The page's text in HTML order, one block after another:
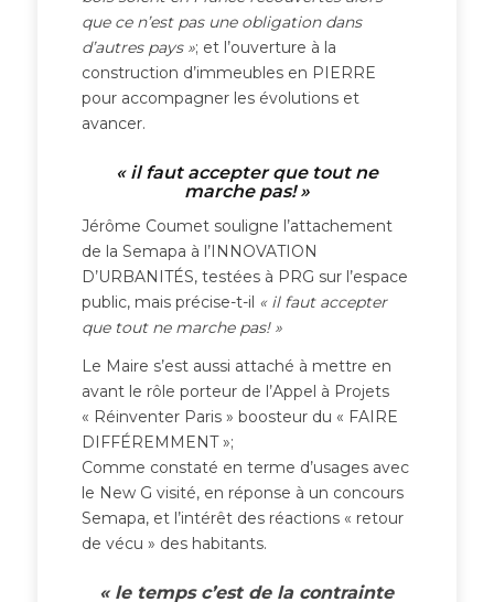
que ce n’est pas une obligation dans
d’autres pays »; et l’ouverture à la
construction d’immeubles en PIERRE
pour accompagner les évolutions et
avancer.
« il faut accepter que tout ne
marche pas! »
Jérôme Coumet souligne l’attachement
de la Semapa à l’INNOVATION
D’URBANITÉS, testées à PRG sur l’espace
public, mais précise-t-il « il faut accepter
que tout ne marche pas! »
Le Maire s’est aussi attaché à mettre en
avant le rôle porteur de l’Appel à Projets
« Réinventer Paris » boosteur du « FAIRE
DIFFÉREMMENT »;
Comme constaté en terme d’usages avec
le New G visité, en réponse à un concours
Semapa, et l’intérêt des réactions « retour
de vécu » des habitants.
« le temps c’est de la contrainte